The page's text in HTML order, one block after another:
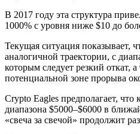
В 2017 году эта структура
1000% с уровня ниже $10 до
Текущая ситуация показывает,
аналогичной траектории, с
которым следует резкий откат, а
потенциальной зоне прорыва
Crypto Eagles предполагает, что
диапазона $5000–$6000 в
«свеча за свечой» продолжит